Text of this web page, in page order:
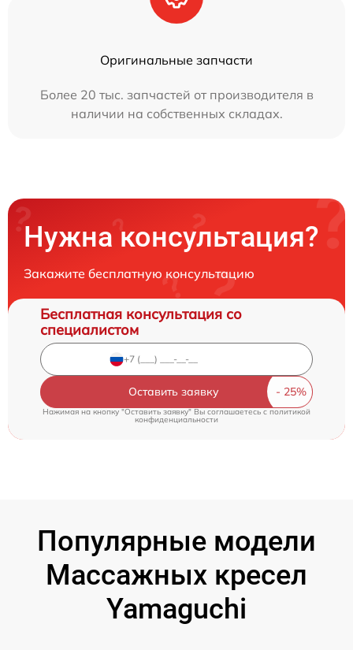
Оригинальные запчасти
Более 20 тыс. запчастей от производителя в
наличии на собственных складах.
Нужна консультация?
Закажите бесплатную консультацию
Бесплатная консультация со
специалистом
Оставить заявку
Нажимая на кнопку "Оставить заявку" Вы соглашаетесь cполитикой
конфиденциальности
Популярные модели
Массажных кресел
Yamaguchi